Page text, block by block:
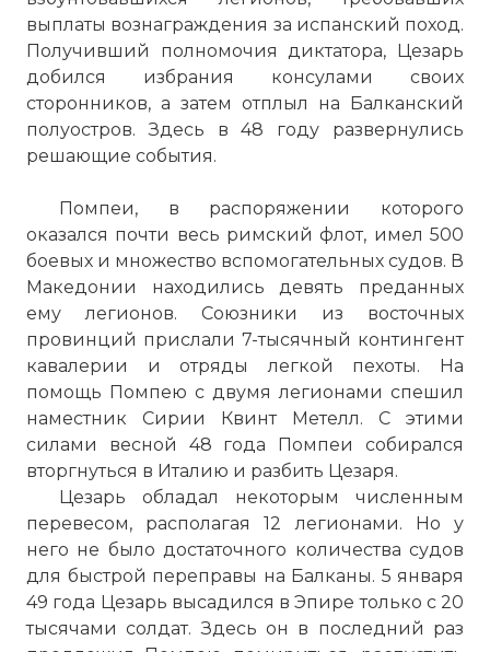
выплаты вознаграждения за испанский поход.
Получивший полномочия диктатора, Цезарь
добился избрания консулами своих
сторонников, а затем отплыл на Балканский
полуостров. Здесь в 48 году развернулись
решающие события.
Помпеи, в распоряжении которого
оказался почти весь римский флот, имел 500
боевых и множество вспомогательных судов. В
Македонии находились девять преданных
ему легионов. Союзники из восточных
провинций прислали 7-тысячный контингент
кавалерии и отряды легкой пехоты. На
помощь Помпею с двумя легионами спешил
наместник Сирии Квинт Метелл. С этими
силами весной 48 года Помпеи собирался
вторгнуться в Италию и разбить Цезаря.
Цезарь обладал некоторым численным
перевесом, располагая 12 легионами. Но у
него не было достаточного количества судов
для быстрой переправы на Балканы. 5 января
49 года Цезарь высадился в Эпире только с 20
тысячами солдат. Здесь он в последний раз